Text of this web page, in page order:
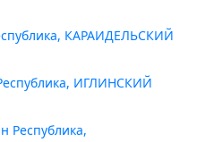
КАРАИДЕЛЬСКИЙ
ИГЛИНСКИЙ
Республика,